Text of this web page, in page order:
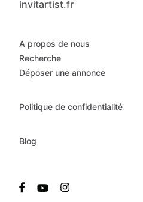
invitartist.fr
A propos de nous
Recherche
Déposer une annonce
Politique de confidentialité
Blog